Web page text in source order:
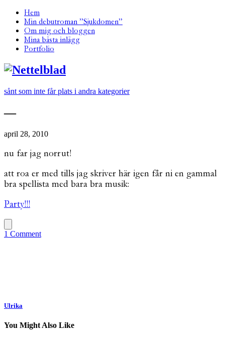
Hem
Min debutroman ”Sjukdomen”
Om mig och bloggen
Mina bästa inlägg
Portfolio
sånt som inte får plats i andra kategorier
—
april 28, 2010
nu far jag norrut!
att roa er med tills jag skriver här igen får ni en gammal
bra spellista med bara bra musik:
Party!!!
1 Comment
Ulrika
You Might Also Like